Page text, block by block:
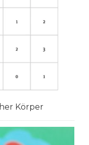
Körper